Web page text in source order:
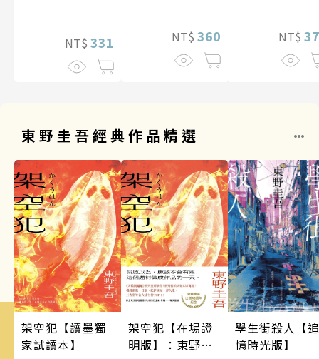
NT$ 331 NT$ 360 NT$
東野圭吾經典作品精選
架空犯【讀墨獨
家試讀本】
架空犯【在場證
明版】：東野圭
學生街殺人【追
憶時光版】